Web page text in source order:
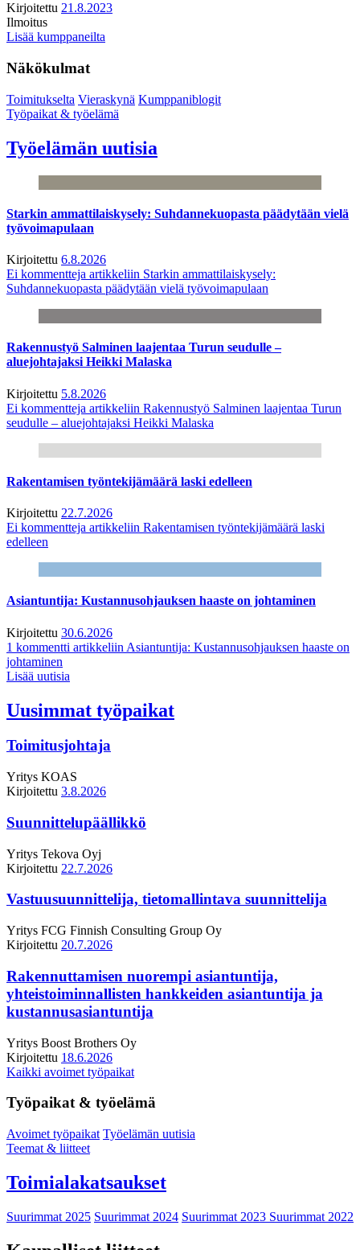
Kirjoitettu 21.8.2023
Ilmoitus
Lisää kumppaneilta
Näkökulmat
Toimitukselta Vieraskynä Kumppaniblogit
Työpaikat & työelämä
Työelämän uutisia
Starkin ammattilaiskysely: Suhdannekuopasta päädytään vielä
työvoimapulaan
Kirjoitettu 6.8.2026
Ei kommentteja artikkeliin Starkin ammattilaiskysely:
Suhdannekuopasta päädytään vielä työvoimapulaan
Rakennustyö Salminen laajentaa Turun seudulle –
aluejohtajaksi Heikki Malaska
Kirjoitettu 5.8.2026
Ei kommentteja artikkeliin Rakennustyö Salminen laajentaa Turun
seudulle – aluejohtajaksi Heikki Malaska
Rakentamisen työntekijämäärä laski edelleen
Kirjoitettu 22.7.2026
Ei kommentteja artikkeliin Rakentamisen työntekijämäärä laski
edelleen
Asiantuntija: Kustannusohjauksen haaste on johtaminen
Kirjoitettu 30.6.2026
1 kommentti artikkeliin Asiantuntija: Kustannusohjauksen haaste on
johtaminen
Lisää uutisia
Uusimmat työpaikat
Toimitusjohtaja
Yritys KOAS
Kirjoitettu 3.8.2026
Suunnittelupäällikkö
Yritys Tekova Oyj
Kirjoitettu 22.7.2026
Vastuusuunnittelija, tietomallintava suunnittelija
Yritys FCG Finnish Consulting Group Oy
Kirjoitettu 20.7.2026
Rakennuttamisen nuorempi asiantuntija,
yhteistoiminnallisten hankkeiden asiantuntija ja
kustannusasiantuntija
Yritys Boost Brothers Oy
Kirjoitettu 18.6.2026
Kaikki avoimet työpaikat
Työpaikat & työelämä
Avoimet työpaikat Työelämän uutisia
Teemat & liitteet
Toimialakatsaukset
Suurimmat 2025 Suurimmat 2024 Suurimmat 2023 Suurimmat 2022